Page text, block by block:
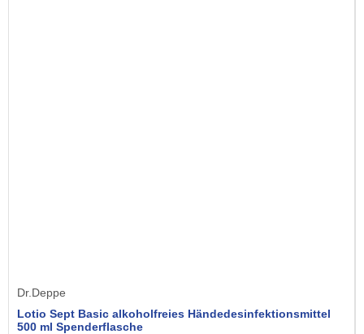
Dr.Deppe
Lotio Sept Basic alkoholfreies Händedesinfektionsmittel
500 ml Spenderflasche